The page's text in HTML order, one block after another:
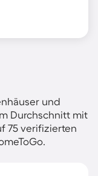
und
Durchschnitt mit
75 verifizierten